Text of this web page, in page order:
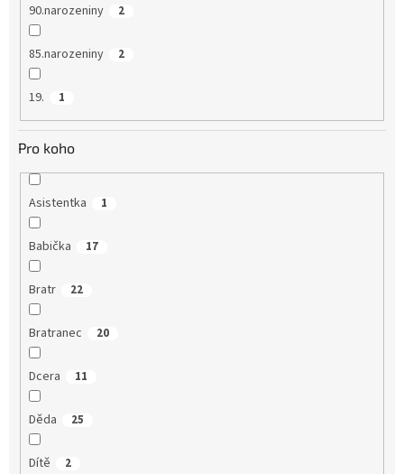
90.narozeniny 2
85.narozeniny 2
19. 1
Pro koho
Asistentka 1
Babička 17
Bratr 22
Bratranec 20
Dcera 11
Děda 25
Dítě 2